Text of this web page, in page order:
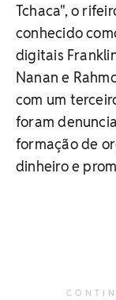
Tchaca", o
conhecido
digitais
Nanan e
com um
foram
formação de
dinheiro e